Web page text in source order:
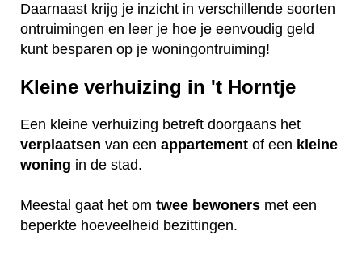
Daarnaast krijg je inzicht in verschillende soorten
ontruimingen en leer je hoe je eenvoudig geld
kunt besparen op je woningontruiming!
Kleine verhuizing in 't Horntje
Een kleine verhuizing betreft doorgaans het
verplaatsen van een appartement of een kleine
woning in de stad.
Meestal gaat het om twee bewoners met een
beperkte hoeveelheid bezittingen.